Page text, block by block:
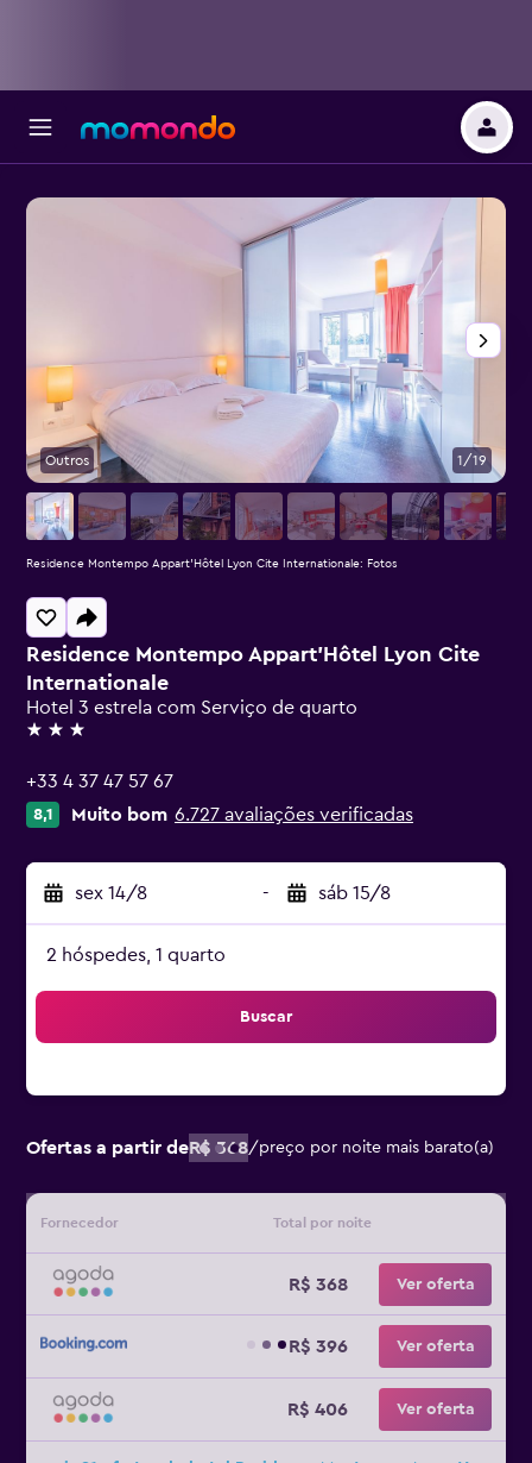
Residence Montempo Appart'Hôtel Lyon Cite
Internationale
Hotel 3 estrela com Serviço de quarto
3 estrelas
+33 4 37 47 57 67
8,1 Muito bom 6.727 avaliações verificadas
sex 14/8 - sáb 15/8
2 hóspedes, 1 quarto
Buscar
Ofertas a partir deR$ 368/preço por noite mais barato(a)
Fornecedor Total por noite
R$ 368 Ver oferta
R$ 396 Ver oferta
R$ 406 Ver oferta
Outros 1/19
Residence Montempo Appart'Hôtel Lyon Cite Internationale: Fotos